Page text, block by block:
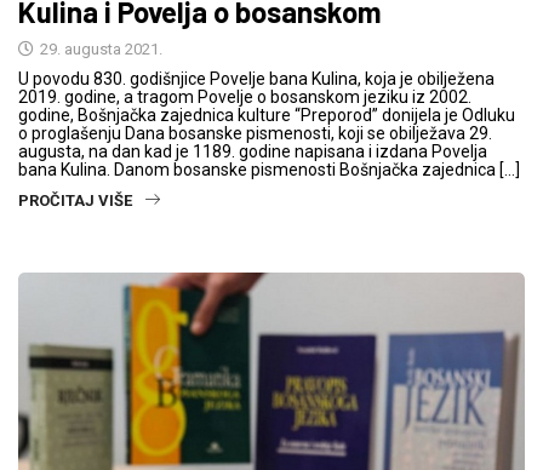
Kulina i Povelja o bosanskom
29. augusta 2021.
U povodu 830. godišnjice Povelje bana Kulina, koja je obilježena
2019. godine, a tragom Povelje o bosanskom jeziku iz 2002.
godine, Bošnjačka zajednica kulture “Preporod” donijela je Odluku
o proglašenju Dana bosanske pismenosti, koji se obilježava 29.
augusta, na dan kad je 1189. godine napisana i izdana Povelja
bana Kulina. Danom bosanske pismenosti Bošnjačka zajednica […]
PROČITAJ VIŠE